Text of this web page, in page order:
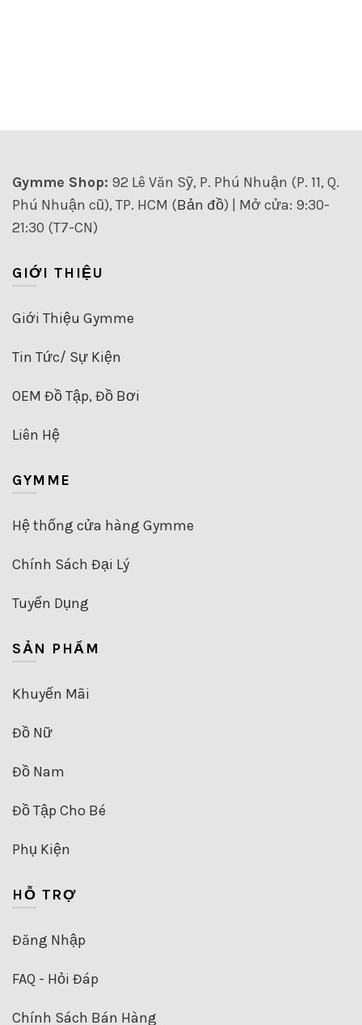
Gymme Shop: 92 Lê Văn Sỹ, P. Phú Nhuận (P. 11, Q.
Phú Nhuận cũ), TP. HCM (Bản đồ) | Mở cửa: 9:30-
21:30 (T7-CN)
GIỚI THIỆU
Giới Thiệu Gymme
Tin Tức/ Sự Kiện
OEM Đồ Tập, Đồ Bơi
Liên Hệ
GYMME
Hệ thống cửa hàng Gymme
Chính Sách Đại Lý
Tuyển Dụng
SẢN PHẨM
Khuyến Mãi
Đồ Nữ
Đồ Nam
Đồ Tập Cho Bé
Phụ Kiện
HỖ TRỢ
Đăng Nhập
FAQ - Hỏi Đáp
Chính Sách Bán Hàng